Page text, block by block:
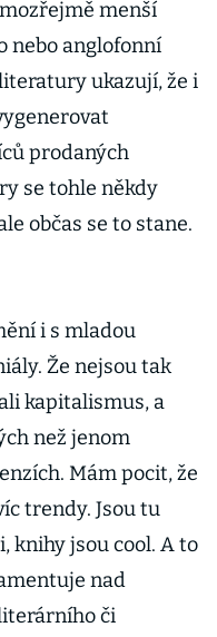
menší
nebo anglofonní
ukazují, že i
prodaných
se tohle někdy
občas se to stane.
i s mladou
Že nejsou tak
kapitalismus, a
než jenom
Mám pocit, že
trendy. Jsou tu
knihy jsou cool. A to
nad
či